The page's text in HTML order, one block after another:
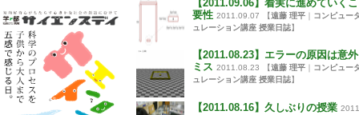
【2011.09.06】着実に進めていく
要性 2011.09.07 【遠藤 理平
コンピュー
ュレーション講座 授業日誌】
【2011.08.23】エラーの原因は意
ミス 2011.08.23 【遠藤 理平
コンピュー
ュレーション講座 授業日誌】
【2011.08.16】久しぶりの授業